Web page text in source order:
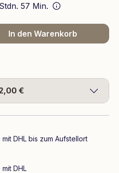
57 Min.
den gewünschten
In den Warenkorb
€
DHL bis zum Aufstellort
DHL